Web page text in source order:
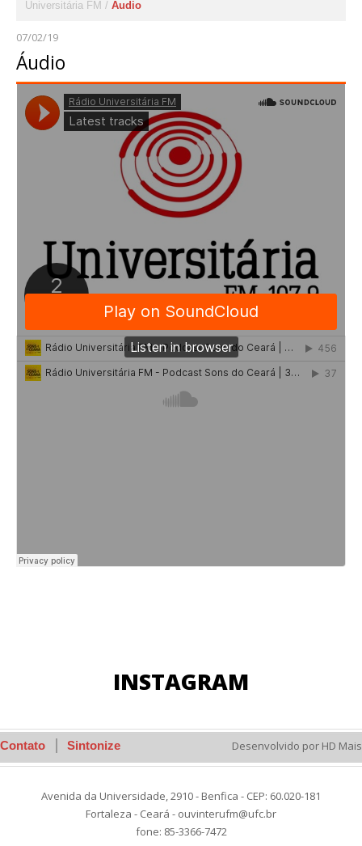
Universitária FM Áudio
07/02/19
Áudio
INSTAGRAM
Contato Sintonize Desenvolvido por HD Mais
Avenida da Universidade, 2910 - Benfica - CEP: 60.020-181
Fortaleza - Ceará - ouvinterufm@ufc.br
fone: 85-3366-7472